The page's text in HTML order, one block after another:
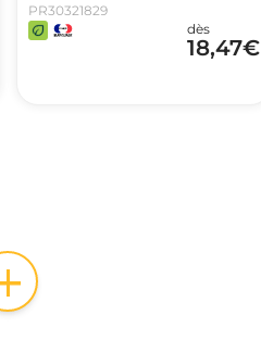
PR30321829
dès
18,47€